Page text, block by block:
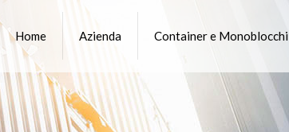
Home Azienda Container e Monoblocchi